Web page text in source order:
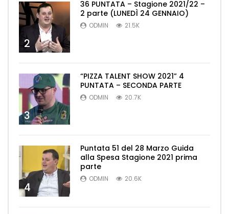
2
36 PUNTATA – Stagione 2021/22 –
2 parte (LUNEDÌ 24 GENNAIO)
ODMIN 21.5K
3
“PIZZA TALENT SHOW 2021” 4
PUNTATA – SECONDA PARTE
ODMIN 20.7K
4
Puntata 51 del 28 Marzo Guida
alla Spesa Stagione 2021 prima
parte
ODMIN 20.6K